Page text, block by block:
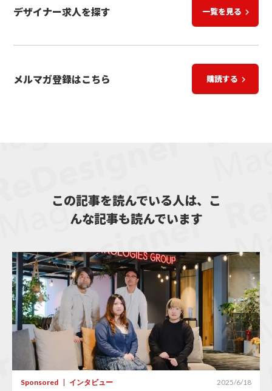
デザイナー求人を探す 一覧を見る keyboard_arrow_right
メルマガ登録はこちら 購読する keyboard_arrow_right
この記事を読んでいる人は、こ
んな記事も読んでいます
Sponsored インタビュー 2025/6/18